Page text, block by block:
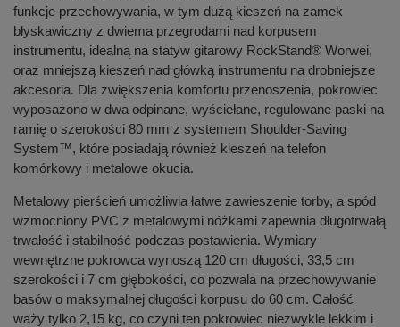
funkcje przechowywania, w tym dużą kieszeń na zamek
błyskawiczny z dwiema przegrodami nad korpusem
instrumentu, idealną na statyw gitarowy RockStand® Worwei,
oraz mniejszą kieszeń nad główką instrumentu na drobniejsze
akcesoria. Dla zwiększenia komfortu przenoszenia, pokrowiec
wyposażono w dwa odpinane, wyściełane, regulowane paski na
ramię o szerokości 80 mm z systemem Shoulder-Saving
System™, które posiadają również kieszeń na telefon
komórkowy i metalowe okucia.
Metalowy pierścień umożliwia łatwe zawieszenie torby, a spód
wzmocniony PVC z metalowymi nóżkami zapewnia długotrwałą
trwałość i stabilność podczas postawienia. Wymiary
wewnętrzne pokrowca wynoszą 120 cm długości, 33,5 cm
szerokości i 7 cm głębokości, co pozwala na przechowywanie
basów o maksymalnej długości korpusu do 60 cm. Całość
waży tylko 2,15 kg, co czyni ten pokrowiec niezwykle lekkim i